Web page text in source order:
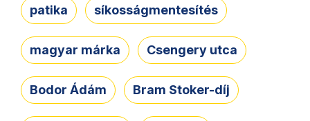
patika síkosságmentesítés
magyar márka Csengery utca
Bodor Ádám Bram Stoker-díj